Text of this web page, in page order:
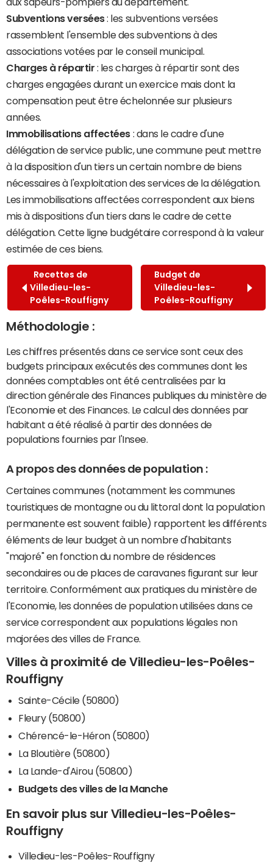
aux sapeurs-pompiers du département.
Subventions versées: les subventions versées
rassemblent l'ensemble des subventions à des
associations votées par le conseil municipal.
Charges à répartir : les charges à répartir sont des
charges engagées durant un exercice mais dont la
compensation peut être échelonnée sur plusieurs
années.
Immobilisations affectées : dans le cadre d'une
délégation de service public, une commune peut mettre
à la disposition d'un tiers un certain nombre de biens
nécessaires à l'exploitation des services de la délégation.
Les immobilisations affectées correspondent aux biens
mis à dispositions d'un tiers dans le cadre de cette
délégation. Cette ligne budgétaire correspond à la valeur
estimée de ces biens.
Recettes de
Villedieu-les-
Poêles-Rouffigny
Budget de
Villedieu-les-
Poêles-Rouffigny
Méthodologie :
Les chiffres présentés dans ce service sont ceux des
budgets principaux exécutés des communes dont les
données comptables ont été centralisées par la
direction générale des Finances publiques du ministère de
l'Economie et des Finances. Le calcul des données par
habitant a été réalisé à partir des données de
populations fournies par l'Insee.
A propos des données de population :
Certaines communes (notamment les communes
touristiques de montagne ou du littoral dont la population
permanente est souvent faible) rapportent les différents
éléments de leur budget à un nombre d'habitants
"majoré" en fonction du nombre de résidences
secondaires ou de places de caravanes figurant sur leur
territoire. Conformément aux pratiques du ministère de
l'Economie, les données de population utilisées dans ce
service correspondent aux populations légales non
majorées des villes de France.
Villes à proximité de Villedieu-les-Poêles-
Rouffigny
Sainte-Cécile (50800)
Fleury (50800)
Chérencé-le-Héron (50800)
La Bloutière (50800)
La Lande-d'Airou (50800)
Budgets des villes de la Manche
En savoir plus sur Villedieu-les-Poêles-
Rouffigny
Villedieu-les-Poêles-Rouffigny